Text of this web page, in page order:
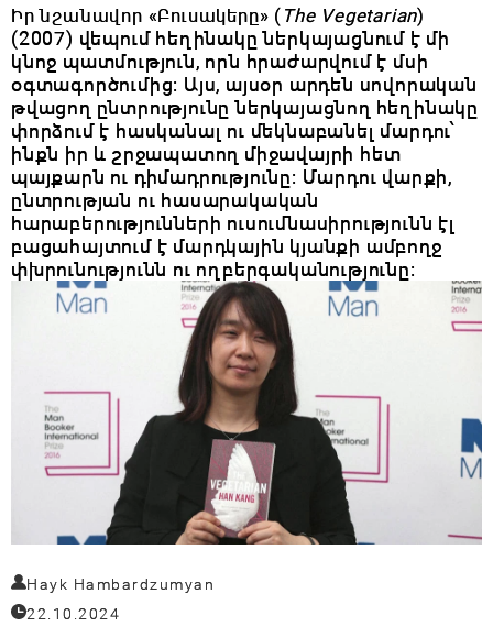
Իր նշանավոր «Բուսակերը» (The Vegetarian)
(2007) վեպում հեղինակը ներկայացնում է մի
կնոջ պատմություն, որն հրաժարվում է մսի
օգտագործումից: Այս, այսօր արդեն սովորական
թվացող ընտրությունը ներկայացնող հեղինակը
փորձում է հասկանալ ու մեկնաբանել մարդու՝
ինքն իր և շրջապատող միջավայրի հետ
պայքարն ու դիմադրությունը: Մարդու վարքի,
ընտրության ու հասարակական
հարաբերությունների ուսումնասիրությունն էլ
բացահայտում է մարդկային կյանքի ամբողջ
փխրունությունն ու ողբերգականությունը:
Hayk Hambardzumyan
22.10.2024